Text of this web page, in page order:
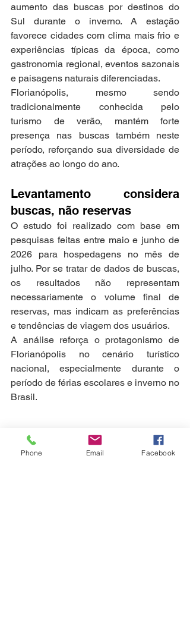
aumento das buscas por destinos do
Sul durante o inverno. A estação
favorece cidades com clima mais frio e
experiências típicas da época, como
gastronomia regional, eventos sazonais
e paisagens naturais diferenciadas.
Florianópolis, mesmo sendo
tradicionalmente conhecida pelo
turismo de verão, mantém forte
presença nas buscas também neste
período, reforçando sua diversidade de
atrações ao longo do ano.
Levantamento considera
buscas, não reservas
O estudo foi realizado com base em
pesquisas feitas entre maio e junho de
2026 para hospedagens no mês de
julho. Por se tratar de dados de buscas,
os resultados não representam
necessariamente o volume final de
reservas, mas indicam as preferências
e tendências de viagem dos usuários.
A análise reforça o protagonismo de
Florianópolis no cenário turístico
nacional, especialmente durante o
período de férias escolares e inverno no
Brasil.
Phone Email Facebook